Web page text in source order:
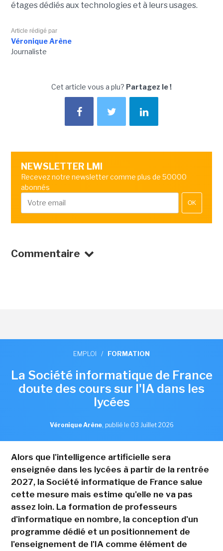
étages dédiés aux technologies et à leurs usages.
Article rédigé par
Véronique Arène
Journaliste
Cet article vous a plu? Partagez le !
NEWSLETTER LMI
Recevez notre newsletter comme plus de 50000
abonnés
OK
Commentaire
EMPLOI / FORMATION
La Société informatique de France
doute des cours sur l'IA dans les
lycées
Véronique Arène, publié le 03 Juillet 2026
Alors que l'intelligence artificielle sera
enseignée dans les lycées à partir de la rentrée
2027, la Société informatique de France salue
cette mesure mais estime qu'elle ne va pas
assez loin. La formation de professeurs
d'informatique en nombre, la conception d'un
programme dédié et un positionnement de
l'enseignement de l'IA comme élément de